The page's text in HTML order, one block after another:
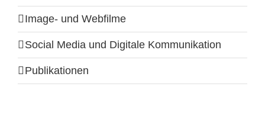
Image- und Webfilme
Social Media und Digitale Kommunikation
Publikationen